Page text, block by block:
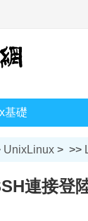
基礎
UnixLinux > >>
連接登